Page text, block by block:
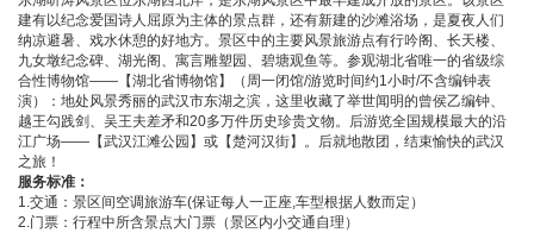
建有以纪念爱国诗人屈原为主体的景点群，还有新建的沙滩浴场，是夏夜人们
纳凉避暑、戏水休憩的好地方。景区中的主要风景旅游点有行吟阁、长天楼、
九女墩纪念碑、湖光阁、寓言雕塑园、碧塘观鱼等。参观湖北省唯一的省级综
合性博物馆——【湖北省博物馆】（周一闭馆/游览时间约1小时/不含编钟表
演）：地处风景秀丽的武汉市东湖之滨，这里收藏了举世闻明的曾侯乙编钟、
越王勾践剑、吴王夫差矛和20多万件历史珍贵文物。后游览全国规模最大的沿
江广场——【武汉江滩公园】或【楚河汉街】。后就地散团，结束愉快的武汉
之旅！
服务标准：
1.交通：景区间空调旅游车(保证每人一正座,车型根据人数而定）
2.门票：行程中所含景点大门票（景区内小交通自理）